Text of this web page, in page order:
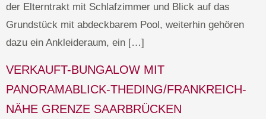
der Elterntrakt mit Schlafzimmer und Blick auf das
Grundstück mit abdeckbarem Pool, weiterhin gehören
dazu ein Ankleideraum, ein […]
VERKAUFT-BUNGALOW MIT
PANORAMABLICK-THEDING/FRANKREICH-
NÄHE GRENZE SAARBRÜCKEN